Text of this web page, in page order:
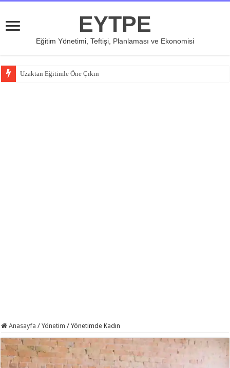
EYTPE
Eğitim Yönetimi, Teftişi, Planlaması ve Ekonomisi
Uzaktan Eğitimle Öne Çıkın
Özel Eğitim ve İş Birliğinin Önemi
Anasayfa / Yönetim / Yönetimde Kadın